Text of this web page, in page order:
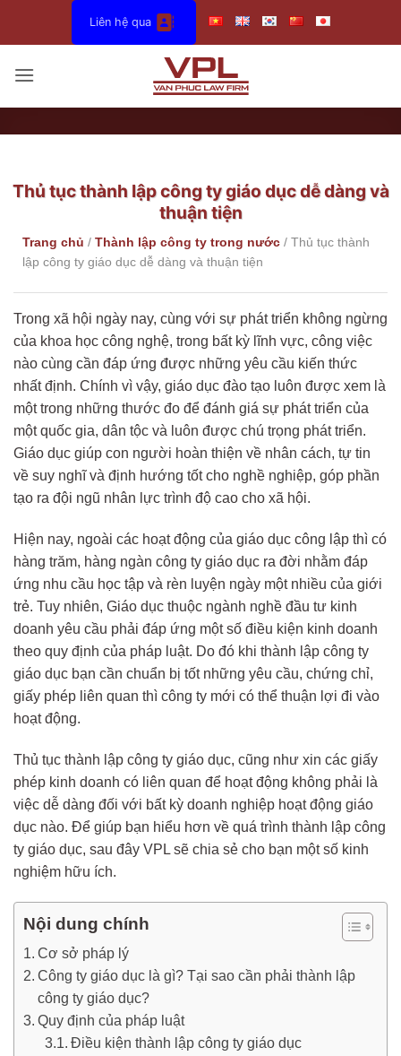
dung
Liên hệ qua
Thủ tục thành lập công ty giáo dục dễ dàng và
thuận tiện
Trang chủ / Thành lập công ty trong nước / Thủ tục thành
lập công ty giáo dục dễ dàng và thuận tiện
Trong xã hội ngày nay, cùng với sự phát triển không ngừng
của khoa học công nghệ, trong bất kỳ lĩnh vực, công việc
nào cùng cần đáp ứng được những yêu cầu kiến thức
nhất định. Chính vì vậy, giáo dục đào tạo luôn được xem là
một trong những thước đo để đánh giá sự phát triển của
một quốc gia, dân tộc và luôn được chú trọng phát triển.
Giáo dục giúp con người hoàn thiện về nhân cách, tự tin
về suy nghĩ và định hướng tốt cho nghề nghiệp, góp phần
tạo ra đội ngũ nhân lực trình độ cao cho xã hội.
Hiện nay, ngoài các hoạt động của giáo dục công lập thì có
hàng trăm, hàng ngàn công ty giáo dục ra đời nhằm đáp
ứng nhu cầu học tập và rèn luyện ngày một nhiều của giới
trẻ. Tuy nhiên, Giáo dục thuộc ngành nghề đầu tư kinh
doanh yêu cầu phải đáp ứng một số điều kiện kinh doanh
theo quy định của pháp luật. Do đó khi thành lập công ty
giáo dục bạn cần chuẩn bị tốt những yêu cầu, chứng chỉ,
giấy phép liên quan thì công ty mới có thể thuận lợi đi vào
hoạt động.
Thủ tục thành lập công ty giáo dục, cũng như xin các giấy
phép kinh doanh có liên quan để hoạt động không phải là
việc dễ dàng đối với bất kỳ doanh nghiệp hoạt động giáo
dục nào. Để giúp bạn hiểu hơn về quá trình thành lập công
ty giáo dục, sau đây VPL sẽ chia sẻ cho bạn một số kinh
nghiệm hữu ích.
Nội dung chính
Cơ sở pháp lý
Công ty giáo dục là gì? Tại sao cần phải thành lập
công ty giáo dục?
Quy định của pháp luật
Điều kiện thành lập công ty giáo dục